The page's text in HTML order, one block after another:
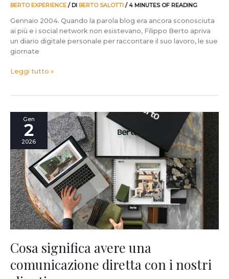
BERTO EXPERIENCE / DI BERTO SALOTTI /4 MINUTES OF READING
Gennaio 2004. Quando la parola blog era ancora sconosciuta
ai più e i social network non esistevano, Filippo Berto apriva
un diario digitale personale per raccontare il suo lavoro, le sue
giornate
Leggi tutto »
Gen
2
2026
Cosa significa avere una
comunicazione diretta con i nostri
Cosa
significa
avere
comunicazione
diretta
con
i
nostri
clienti